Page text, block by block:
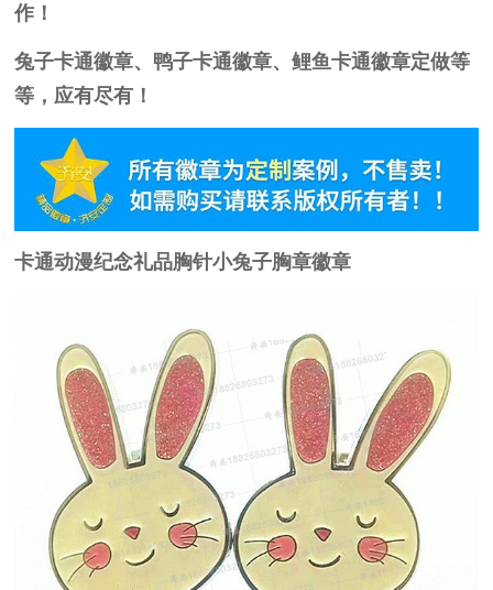
作！
兔子卡通徽章、鸭子卡通徽章、鲤鱼卡通徽章定做等
等，应有尽有！
卡通动漫纪念礼品胸针小兔子胸章徽章